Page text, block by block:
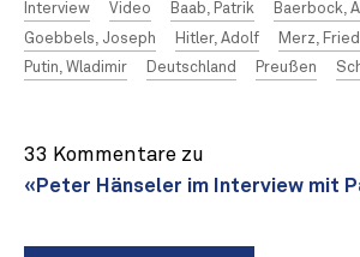
Interview
Video Baab, Patrik
Baerbock,
Goebbels, Joseph
Hitler, Adolf
Merz,
Putin, Wladimir
Deutschland Preußen
33 Kommentare zu
«Peter Hänseler im Interview mit